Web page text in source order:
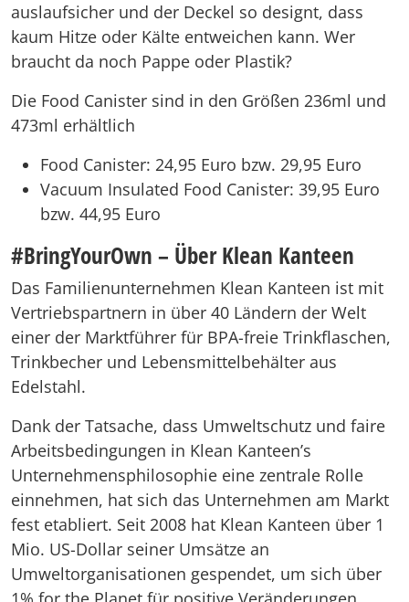
auslaufsicher und der Deckel so designt, dass
kaum Hitze oder Kälte entweichen kann. Wer
braucht da noch Pappe oder Plastik?
Die Food Canister sind in den Größen 236ml und
473ml erhältlich
Food Canister: 24,95 Euro bzw. 29,95 Euro
Vacuum Insulated Food Canister: 39,95 Euro
bzw. 44,95 Euro
#BringYourOwn – Über Klean Kanteen
Das Familienunternehmen Klean Kanteen ist mit
Vertriebspartnern in über 40 Ländern der Welt
einer der Marktführer für BPA-freie Trinkflaschen,
Trinkbecher und Lebensmittelbehälter aus
Edelstahl.
Dank der Tatsache, dass Umweltschutz und faire
Arbeitsbedingungen in Klean Kanteen’s
Unternehmensphilosophie eine zentrale Rolle
einnehmen, hat sich das Unternehmen am Markt
fest etabliert. Seit 2008 hat Klean Kanteen über 1
Mio. US-Dollar seiner Umsätze an
Umweltorganisationen gespendet, um sich über